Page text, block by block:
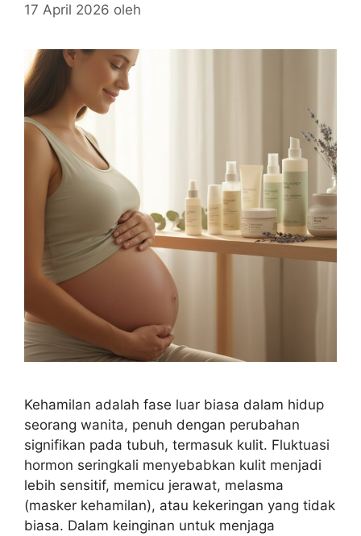
17 April 2026 oleh
Kehamilan adalah fase luar biasa dalam hidup
seorang wanita, penuh dengan perubahan
signifikan pada tubuh, termasuk kulit. Fluktuasi
hormon seringkali menyebabkan kulit menjadi
lebih sensitif, memicu jerawat, melasma
(masker kehamilan), atau kekeringan yang tidak
biasa. Dalam keinginan untuk menjaga